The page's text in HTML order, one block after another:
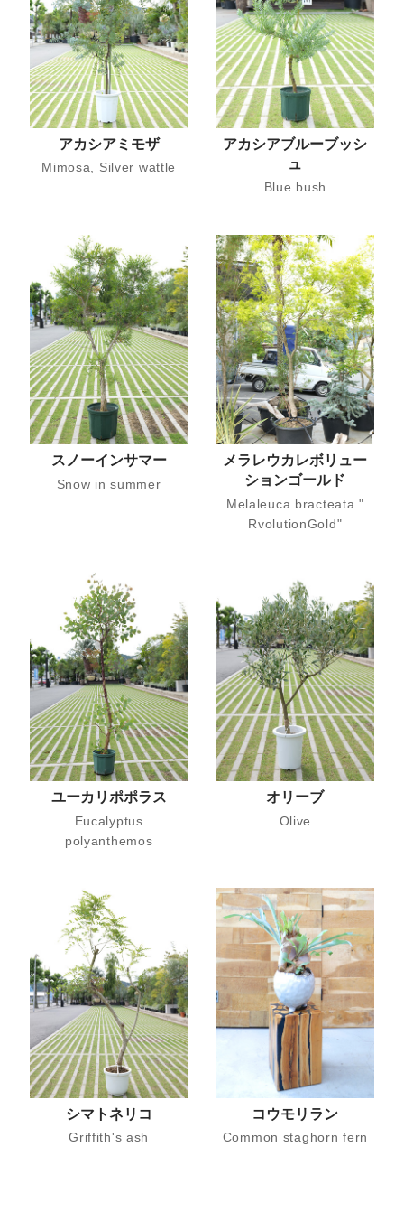
アカシアミモザ
Mimosa, Silver wattle
アカシアブルーブッシ
ュ
Blue bush
スノーインサマー
Snow in summer
メラレウカレボリュー
ションゴールド
Melaleuca bracteata "​
RvolutionGold"
ユーカリポポラス
Eucalyptus
polyanthemos
オリーブ
Olive
シマトネリコ
Griffith's ash
コウモリラン
Common staghorn fern